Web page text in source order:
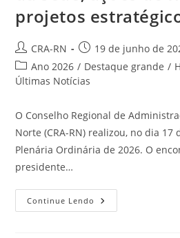
projetos
Autor
do
post:
CRA-RN
Post
publicado:
19 de junho de
Categoria
do
Ano 2026 / Destaque grande /
Últimas Notícias
O Conselho Regional de
Norte (CRA-RN) realizou, no dia 17
Plenária Ordinária de 2026. O
presidente…
Continue Lendo Reunião
Plenária